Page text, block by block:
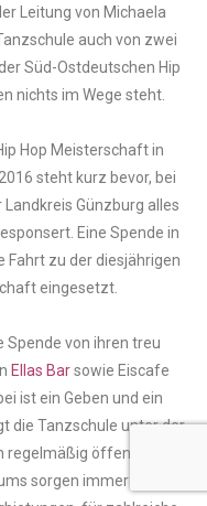
Leitung von Michaela
auch von zwei
Süd-Ostdeutschen Hip
nichts im Wege steht.
Hop Meisterschaft in
steht kurz bevor, bei
Günzburg alles
Eine Spende in
Fahrt zu der diesjährigen
eingesetzt.
Spende von ihren treu
Ellas Barsowie Eiscafe
ist ein Geben und ein
die Tanzschule unter der
regelmäßig öffentlichen
sorgen immer wieder